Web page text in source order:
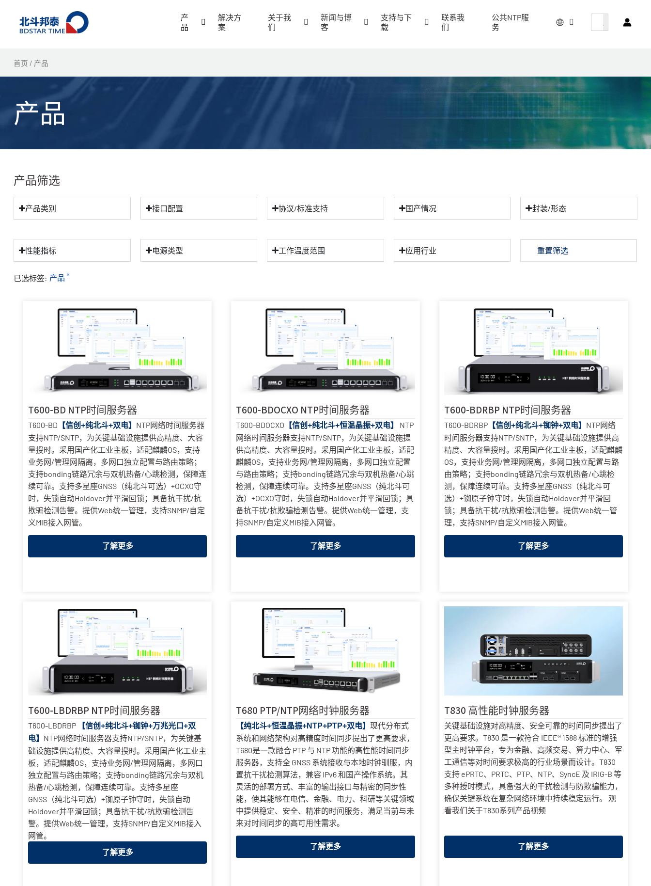
产
品
解决方
案
关于我
们
新闻与博
客
支持与下
载
联系我
们
公共NTP服
务
搜
搜索按钮
首页 / 产品
产品
产品筛选
产品类别 接口配置 协议/标准支持 国产情况 封装/形态
性能指标 电源类型 工作温度范围 应用行业 重置筛选
已选标签: 产品 ×
T600-BD NTP时间服务器
T600-BD 【信创+纯北斗+双电】 NTP网络时间服务器
支持NTP/SNTP，为关键基础设施提供高精度、大容
量授时。采用国产化工业主板，适配麒麟OS，支持
业务网/管理网隔离，多网口独立配置与路由策略；
支持bonding链路冗余与双机热备/心跳检测，保障连
续可靠。支持多星座GNSS（纯北斗可选）+OCXO守
时，失锁自动Holdover并平滑回锁；具备抗干扰/抗
欺骗检测告警。提供Web统一管理，支持SNMP/自定
义MIB接入网管。
了解更多
T600-BDOCXO NTP时间服务器
T600-BDOCXO 【信创+纯北斗+恒温晶振+双电】
NTP
网络时间服务器支持NTP/SNTP，为关键基础设施提
供高精度、大容量授时。采用国产化工业主板，适配
麒麟OS，支持业务网/管理网隔离，多网口独立配置
与路由策略；支持bonding链路冗余与双机热备/心跳
检测，保障连续可靠。支持多星座GNSS（纯北斗可
选）+OCXO守时，失锁自动Holdover并平滑回锁；具
备抗干扰/抗欺骗检测告警。提供Web统一管理，支
持SNMP/自定义MIB接入网管。
了解更多
T600-BDRBP NTP时间服务器
T600-BDRBP【信创+纯北斗+铷钟+双电】 NTP网络
时间服务器支持NTP/SNTP，为关键基础设施提供高
精度、大容量授时。采用国产化工业主板，适配麒麟
OS，支持业务网/管理网隔离，多网口独立配置与路
由策略；支持bonding链路冗余与双机热备/心跳检
测，保障连续可靠。支持多星座GNSS（纯北斗可
选）+铷原子钟守时，失锁自动Holdover并平滑回
锁；具备抗干扰/抗欺骗检测告警。提供Web统一管
理，支持SNMP/自定义MIB接入网管。
了解更多
T600-LBDRBP NTP时间服务器
T600-LBDRBP
【信创+纯北斗+铷钟+万兆光口+双
电】 NTP网络时间服务器支持NTP/SNTP，为关键基
础设施提供高精度、大容量授时。采用国产化工业主
板，适配麒麟OS，支持业务网/管理网隔离，多网口
独立配置与路由策略；支持bonding链路冗余与双机
热备/心跳检测，保障连续可靠。支持多星座
GNSS（纯北斗可选）+铷原子钟守时，失锁自动
Holdover并平滑回锁；具备抗干扰/抗欺骗检测告
警。提供Web统一管理，支持SNMP/自定义MIB接入
网管。
了解更多
T680 PTP/NTP网络时钟服务器
【纯北斗+恒温晶振+NTP+PTP+双电】现代分布式
系统和网络架构对高精度时间同步提出了更高要求，
T680是一款融合 PTP 与 NTP 功能的高性能时间同步
服务器，支持全 GNSS 系统接收与本地时钟驯服，内
置抗干扰检测算法，兼容 IPv6 和国产操作系统。其
灵活的部署方式、丰富的输出接口与精密的同步性
能，使其能够在电信、金融、电力、科研等关键领域
中提供稳定、安全、精准的时间服务，满足当前与未
来对时间同步的高可用性需求。
了解更多
T830 高性能时钟服务器
关键基础设施对高精度、安全可靠的时间同步提出了
更高要求。T830 是一款符合 IEEE® 1588 标准的增强
型主时钟平台，专为金融、高频交易、算力中心、军
工通信等对时间要求极高的行业场景而设计。T830
支持 ePRTC、PRTC、PTP、NTP、SyncE 及 IRIG-B 等
多种授时模式，具备强大的干扰检测与防欺骗能力，
确保关键系统在复杂网络环境中持续稳定运行。 观
看我们关于T830系列产品视频
了解更多